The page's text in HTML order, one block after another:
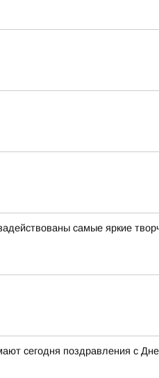
самые яркие
сегодня поздравления с